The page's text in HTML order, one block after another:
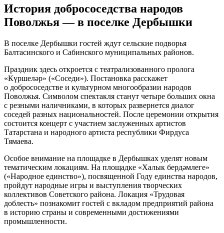
История добрососедства народов
Поволжья — в поселке Дербышки
В поселке Дербышки гостей ждут сельские подворья
Балтасинского и Сабинского муниципальных районов.
Праздник здесь откроется с театрализованного пролога
«Күршеләр» («Соседи»). Постановка расскажет
о добрососедстве и культурном многообразии народов
Поволжья. Символом спектакля станут четыре больших окна
с резными наличниками, в которых развернется диалог
соседей разных национальностей. После церемонии открытия
состоится концерт с участием заслуженных артистов
Татарстана и народного артиста республики Фирдуса
Тямаева.
Особое внимание на площадке в Дербышках уделят новым
тематическим локациям. На площадке «Халык бердәмлеге»
(«Народное единство»), посвященной Году единства народов,
пройдут народные игры и выступления творческих
коллективов Советского района. Локация «Трудовая
доблесть» познакомит гостей с вкладом предприятий района
в историю страны и современными достижениями
промышленности.